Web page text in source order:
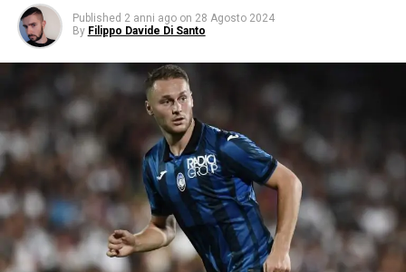
Published 2 anni ago on 28 Agosto 2024
By Filippo Davide Di Santo